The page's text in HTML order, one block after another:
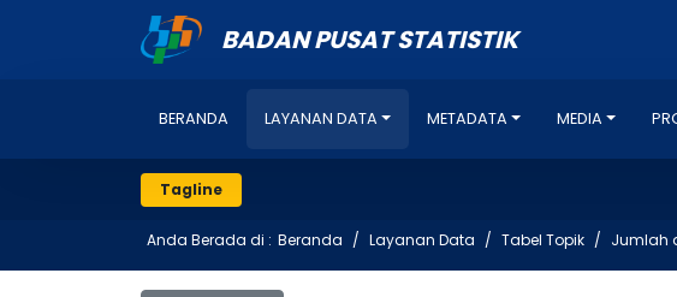
BADAN PUSAT STATISTIK
BERANDA LAYANAN DATA METADATA MEDIA
Tagline
Anda Berada di : Beranda Layanan Data Tabel Topik Jumlah